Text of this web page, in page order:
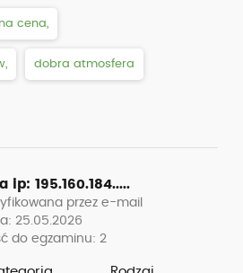
cena,
dobra atmosfera
ip: 195.160.184.....
przez e-mail
25.05.2026
do egzaminu: 2